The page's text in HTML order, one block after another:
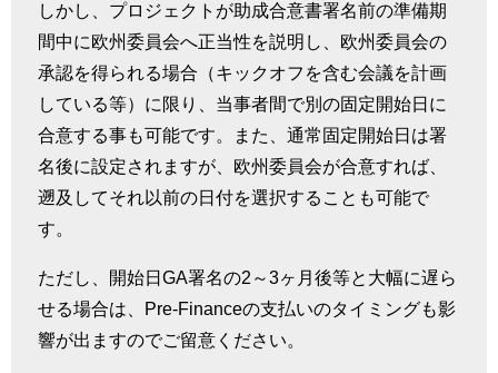
しかし、プロジェクトが助成合意書署名前の準備期
間中に欧州委員会へ正当性を説明し、欧州委員会の
承認を得られる場合（キックオフを含む会議を計画
している等）に限り、当事者間で別の固定開始日に
合意する事も可能です。また、通常固定開始日は署
名後に設定されますが、欧州委員会が合意すれば、
遡及してそれ以前の日付を選択することも可能で
す。
ただし、開始日 GA署名の2 ～3ヶ月後等と大幅に遅ら
せる場合は、
Pre-Financeの支払いのタイミングも影
響が出ますのでご留意ください。